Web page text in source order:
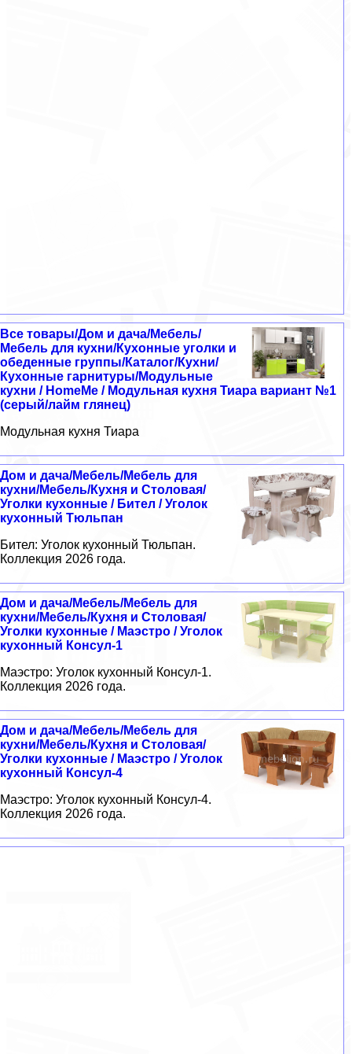
Все товары/Дом и дача/Мебель/
Мебель для кухни/Кухонные уголки и
обеденные группы/Каталог/Кухни/
Кухонные гарнитуры/Модульные
кухни / HomeMe / Модульная кухня Тиара вариант №1
(серый/лайм глянец)
Модульная кухня Тиара
Дом и дача/Мебель/Мебель для
кухни/Мебель/Кухня и Столовая/
Уголки кухонные / Бител / Уголок
кухонный Тюльпан
Бител: Уголок кухонный Тюльпан.
Коллекция 2026 года.
Дом и дача/Мебель/Мебель для
кухни/Мебель/Кухня и Столовая/
Уголки кухонные / Маэстро / Уголок
кухонный Консул-1
Маэстро: Уголок кухонный Консул-1.
Коллекция 2026 года.
Дом и дача/Мебель/Мебель для
кухни/Мебель/Кухня и Столовая/
Уголки кухонные / Маэстро / Уголок
кухонный Консул-4
Маэстро: Уголок кухонный Консул-4.
Коллекция 2026 года.